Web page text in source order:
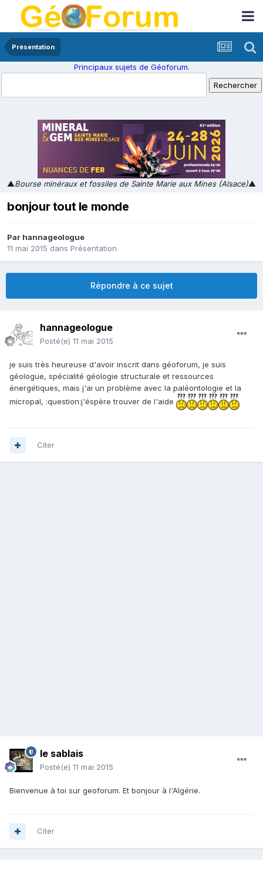
Présentation
Principaux sujets de Géoforum.
▲Bourse minéraux et fossiles de Sainte Marie aux Mines (Alsace)▲
bonjour tout le monde
Par hannageologue
11 mai 2015 dans Présentation
Répondre à ce sujet
hannageologue
Posté(e) 11 mai 2015
je suis très heureuse d'avoir inscrit dans géoforum, je suis
géologue, spécialité géologie structurale et ressources
énergétiques, mais j'ai un problème avec la paléontologie et la
micropal, :question:j'éspère trouver de l'aide
Citer
le sablais
Posté(e) 11 mai 2015
Bienvenue à toi sur geoforum. Et bonjour à l'Algérie.
Citer